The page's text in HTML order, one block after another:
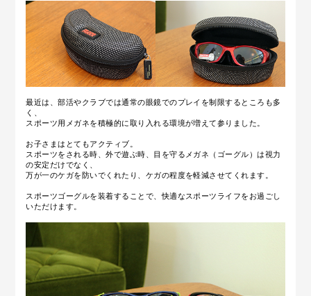
最近は、部活やクラブでは通常の眼鏡でのプレイを制限するところも多
く、
スポーツ用メガネを積極的に取り入れる環境が増えて参りました。
お子さまはとてもアクティブ。
スポーツをされる時、外で遊ぶ時、目を守るメガネ（ゴーグル）は視力
の安定だけでなく、
万が一のケガを防いでくれたり、ケガの程度を軽減させてくれます。
スポーツゴーグルを装着することで、快適なスポーツライフをお過ごし
いただけます。